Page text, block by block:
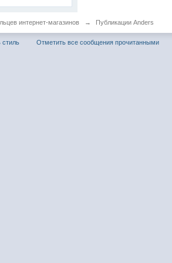
интернет-магазинов → Публикации Anders
стиль Отметить все сообщения прочитанными